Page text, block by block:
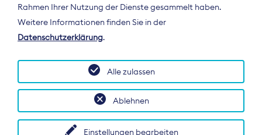
Der Bundesverband Digitalpublisher und
Zeitungsverleger (BDZV) vertritt als
Spitzenorganisation die Interessen der
Deutschland und auf EU-Ebene.
Rahmen Ihrer Nutzung der Dienste gesammelt haben.
Weitere Informationen finden Sie in der
Datenschutzerklärung.
Einstellungen bearbeiten
Ablehnen
Alle zulassen